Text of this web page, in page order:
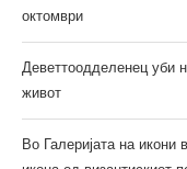
октомври
Деветтоодделенец уби
живот
Во Галеријата на